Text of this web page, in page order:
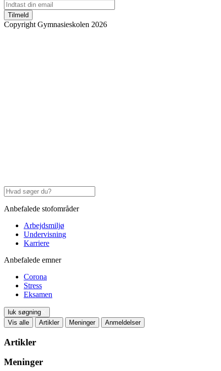
Tilmeld
Copyright Gymnasieskolen 2026
Anbefalede stofområder
Arbejdsmiljø
Undervisning
Karriere
Anbefalede emner
Corona
Stress
Eksamen
luk søgning
Vis alle
Artikler Meninger Anmeldelser
Artikler
Meninger